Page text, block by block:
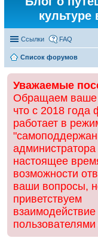
культуре
Ссылки FAQ
Список форумов
Уважаемые
Обращаем ваше
что с 2018 года
работает в
настоящее
возможности
ваши вопросы,
приветствуем
пользователями